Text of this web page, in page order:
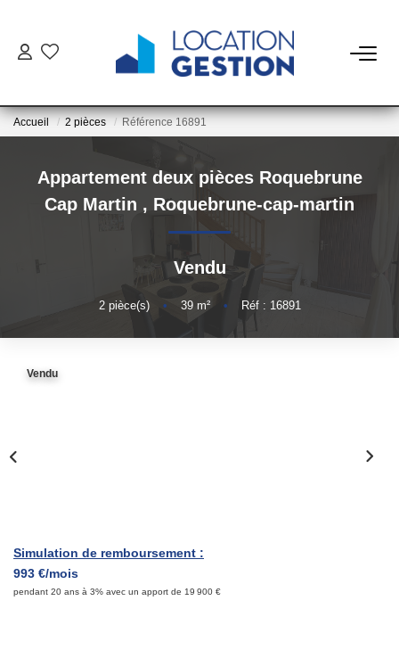
La Gestion Du Bien
La Gestion Du Locataire
LOUER
Accueil 2 pièces Référence 16891
Appartement deux pièces Roquebrune
Cap Martin , Roquebrune-cap-martin
Vendu
2pièce(s) • 39m² • Réf : 16891
Vendu
Simulation de remboursement :
993 €/mois
pendant 20 ans à 3% avec un apport de 19 900 €